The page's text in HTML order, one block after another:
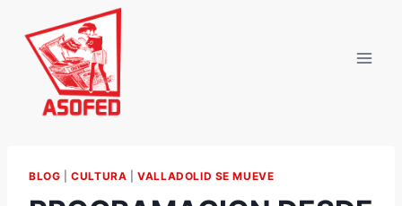
contenido
BLOG |CULTURA |VALLADOLID SE MUEVE